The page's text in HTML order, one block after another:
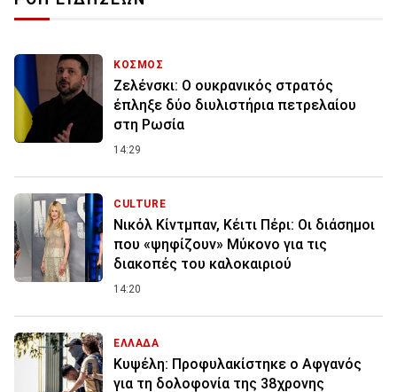
ΚΟΣΜΟΣ
Ζελένσκι: O ουκρανικός στρατός
έπληξε δύο διυλιστήρια πετρελαίου
στη Ρωσία
14:29
CULTURE
Νικόλ Κίντμπαν, Κέιτι Πέρι: Οι διάσημοι
που «ψηφίζουν» Μύκονο για τις
διακοπές του καλοκαιριού
14:20
ΕΛΛΑΔΑ
Κυψέλη: Προφυλακίστηκε ο Αφγανός
για τη δολοφονία της 38χρονης